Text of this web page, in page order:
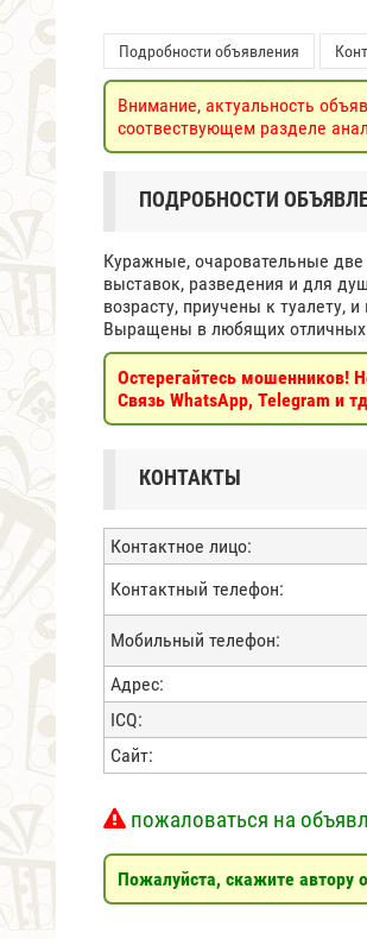
Подробности объявления
Внимание, актуальность
соотвествующем разделе
ПОДРОБНОСТИ
Куражные, очаровательные
выставок, разведения и для
возрасту, приучены к туалету,
Выращены в любящих отличных
Остерегайтесь мошенников!
Связь WhatsApp, Telegram и
КОНТАКТЫ
Контактное лицо:
Контактный телефон:
Мобильный телефон:
Адрес:
ICQ:
Сайт:
пожаловаться на
Пожалуйста, скажите автору